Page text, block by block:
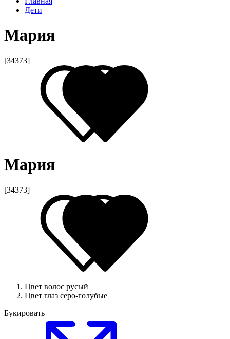
Дети
Мария
[34373]
Мария
[34373]
Цвет волос русый
Цвет глаз серо-голубые
Букировать